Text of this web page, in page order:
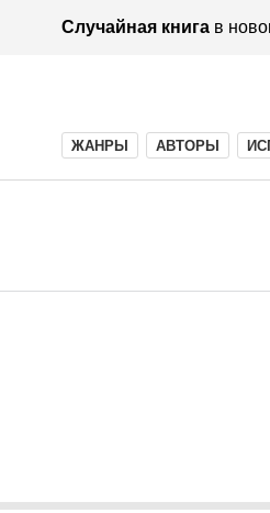
Случайная книгав
ЖАНРЫ АВТОРЫ